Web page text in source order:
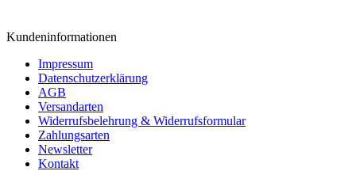
Kundeninformationen
Impressum
Datenschutzerklärung
AGB
Versandarten
Widerrufsbelehrung & Widerrufsformular
Zahlungsarten
Newsletter
Kontakt